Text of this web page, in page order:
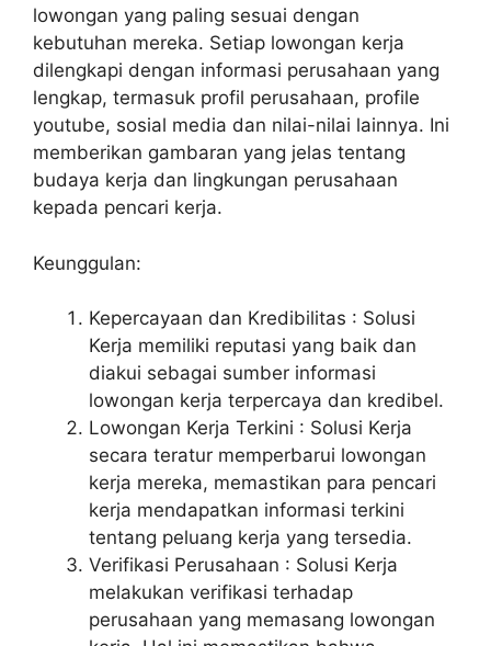
lowongan yang paling sesuai dengan
kebutuhan mereka. Setiap lowongan kerja
dilengkapi dengan informasi perusahaan yang
lengkap, termasuk profil perusahaan, profile
youtube, sosial media dan nilai-nilai lainnya. Ini
memberikan gambaran yang jelas tentang
budaya kerja dan lingkungan perusahaan
kepada pencari kerja.
Keunggulan:
Kepercayaan dan Kredibilitas : Solusi
Kerja memiliki reputasi yang baik dan
diakui sebagai sumber informasi
lowongan kerja terpercaya dan kredibel.
Lowongan Kerja Terkini : Solusi Kerja
secara teratur memperbarui lowongan
kerja mereka, memastikan para pencari
kerja mendapatkan informasi terkini
tentang peluang kerja yang tersedia.
Verifikasi Perusahaan : Solusi Kerja
melakukan verifikasi terhadap
perusahaan yang memasang lowongan